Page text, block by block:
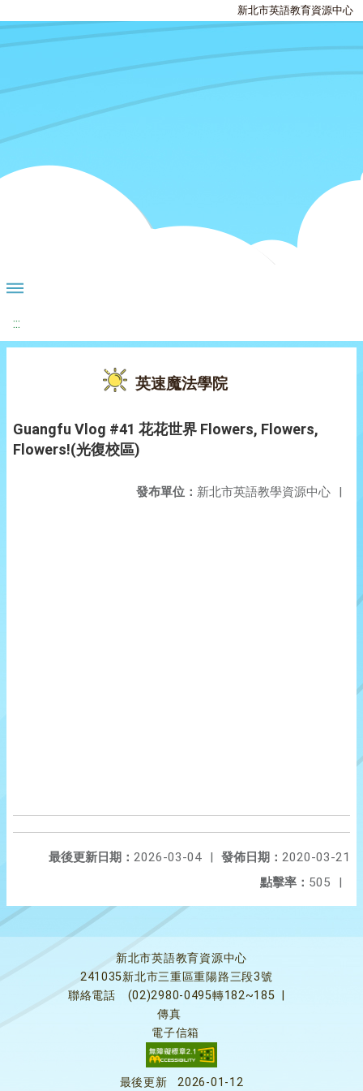
新北市英語教育資源中心
:::
英速魔法學院
Guangfu Vlog #41 花花世界 Flowers, Flowers,
Flowers!(光復校區)
發布單位： 新北市英語教學資源中心 |
發佈日期： 2020-03-21
最後更新日期： 2026-03-04
|
點擊率： 505 |
新北市英語教育資源中心
241035新北市三重區重陽路三段3號
聯絡電話
(02)2980-0495轉182~185
傳真
電子信箱
最後更新 2026-01-12